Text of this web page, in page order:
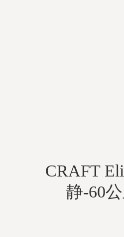
CRAFT
静-60